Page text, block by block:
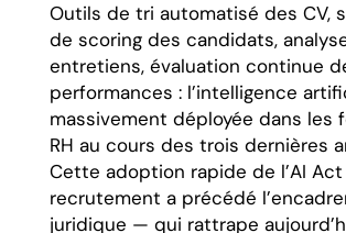
Outils de tri automatisé des CV,
de scoring des candidats,
entretiens, évaluation continue
performances : l’intelligence
massivement déployée dans les
RH au cours des trois dernières
Cette adoption rapide de l’AI Act
recrutement a précédé
juridique — qui rattrape